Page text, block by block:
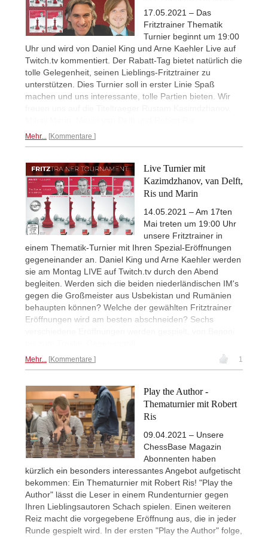
17.05.2021 – Das
Fritztrainer Thematik
Turnier beginnt um 19:00
Uhr und wird von Daniel King und Arne Kaehler Live auf
Twitch.tv kommentiert. Der Rabatt-Tag bietet natürlich die
tolle Gelegenheit, seinen Lieblings-Fritztrainer zu
unterstützen. Dies Turnier soll in erster Linie Spaß
machen und uns interessante, tolle Partien bieten. Wir
Mehr... Kommentare
Live Turnier mit
Kazimdzhanov, van Delft,
Ris und Marin
14.05.2021 – Am 17ten
Mai treten um 19:00 Uhr
unsere Fritztrainer in
einem Thematik-Turnier mit Ihren Spezial-Eröffnungen
gegeneinander an. Daniel King und Arne Kaehler werden
sie am Montag LIVE auf Twitch.tv durch den Abend
begleiten. Werden sich die beiden niederländischen IM's
gegen die Großmeister aus Usbekistan und Rumänien
behaupten können? Welche der gewählten Fritztrainer
Eröffnungen wird am besten abschneiden? Sechs
Mehr... Kommentare 1
Play the Author -
Thematurnier mit Robert
Ris
09.04.2021 – Unsere
ChessBase Magazin
Abonnenten haben
kürzlich ein besonders interessantes Angebot aufgetischt
bekommen: Ein Thematurnier mit Robert Ris! "Play the
Author" lässt die Leser in einem Rundenturnier gegen
Ihren Lieblingsautoren Schach spielen. Einen weiteren
Reiz macht die vorgegebene Eröffnung aus, die in jeder
Runde gespielt wird. In der ersten "Play the Author" folge,